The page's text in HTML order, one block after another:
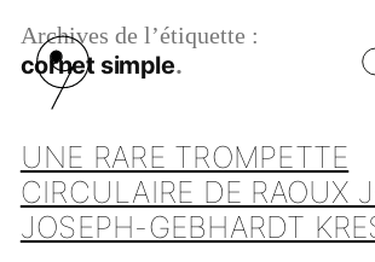
Archives de l’étiquette :
cornet simple
UNE RARE TROMPETTE
CIRCULAIRE DE RAOUX
JOSEPH-GEBHARDT